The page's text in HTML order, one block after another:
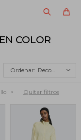
COLOR
Recomendados
Quitar filtros